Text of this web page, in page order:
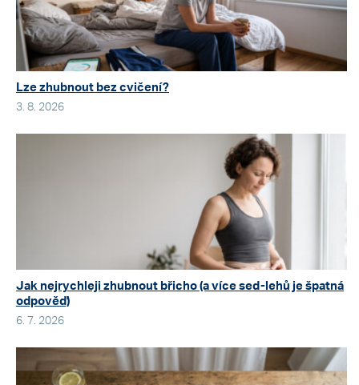
Lze zhubnout bez cvičení?
3. 8. 2026
Jak nejrychleji zhubnout břicho (a více sed-lehů je špatná
odpověď)
6. 7. 2026